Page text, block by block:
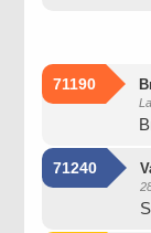
71190
71240